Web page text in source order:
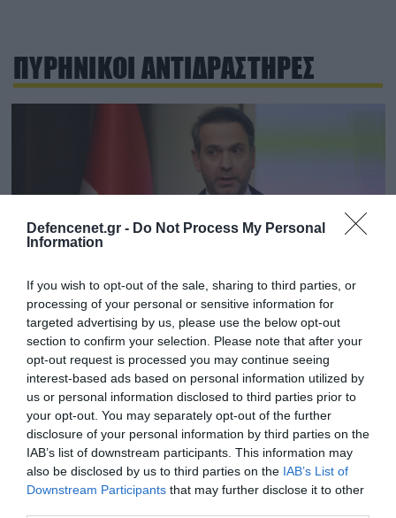
Defencenet.gr - Do Not Process My Personal
Information
If you wish to opt-out of the sale, sharing to third parties, or
processing of your personal or sensitive information for
targeted advertising by us, please use the below opt-out
section to confirm your selection. Please note that after your
opt-out request is processed you may continue seeing
interest-based ads based on personal information utilized by
us or personal information disclosed to third parties prior to
your opt-out. You may separately opt-out of the further
disclosure of your personal information by third parties on the
IAB’s list of downstream participants. This information may
also be disclosed by us to third parties on the IAB’s List of
Downstream Participants that may further disclose it to other
ΠΥΡΗΝΙΚΟΙ ΑΝΤΙΔΡΑΣΤΗΡΕΣ
Τούρκος ΥΠΕΝ: «Η ενεργειακή μας
συνεργασία με τις ΗΠΑ επεκτείνεται στην
εισαγωγή LNG & στους πυρηνικούς
αντιδραστήρες»
«Αυτή τη στιγμή πραγματοποιούμε τέσσερις έρευνες
από κοινού στο Ντιγιαρμπακίρ» ανέφερε ο
Αλπαρσλάν Μπαϊρακτάρ